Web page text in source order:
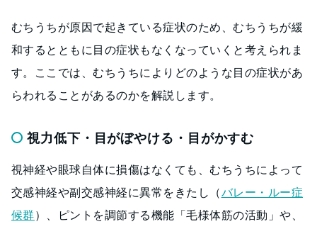
むちうちが原因で起きている症状のため、むちうちが緩
和するとともに目の症状もなくなっていくと考えられま
す。ここでは、むちうちによりどのような目の症状があ
らわれることがあるのかを解説します。
視力低下・目がぼやける・目がかすむ
視神経や眼球自体に損傷はなくても、むちうちによって
交感神経や副交感神経に異常をきたし（バレー・ルー症
候群）、ピントを調節する機能「毛様体筋の活動」や、